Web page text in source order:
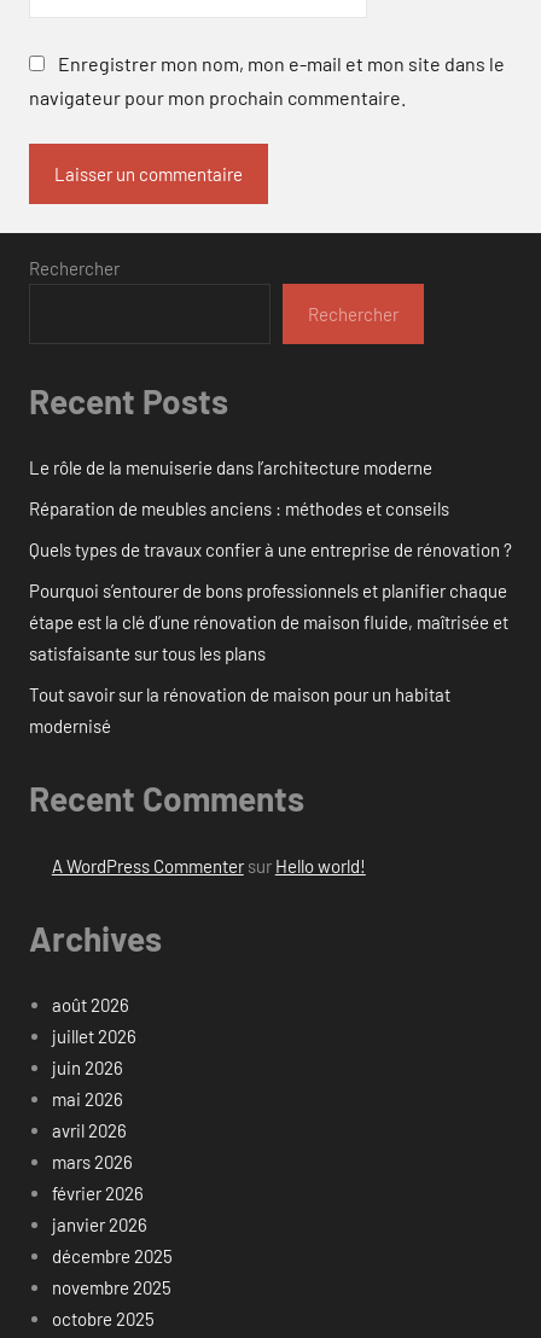
Enregistrer mon nom, mon e-mail et mon site dans le
navigateur pour mon prochain commentaire.
Rechercher
Rechercher
Recent Posts
Le rôle de la menuiserie dans l’architecture moderne
Réparation de meubles anciens : méthodes et conseils
Quels types de travaux confier à une entreprise de rénovation ?
Pourquoi s’entourer de bons professionnels et planifier chaque
étape est la clé d’une rénovation de maison fluide, maîtrisée et
satisfaisante sur tous les plans
Tout savoir sur la rénovation de maison pour un habitat
modernisé
Recent Comments
A WordPress Commentersur Hello world!
Archives
août 2026
juillet 2026
juin 2026
mai 2026
avril 2026
mars 2026
février 2026
janvier 2026
décembre 2025
novembre 2025
octobre 2025